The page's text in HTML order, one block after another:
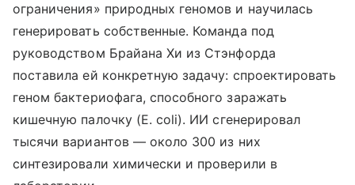
ограничения» природных геномов и научилась
генерировать собственные. Команда под
руководством Брайана Хи из Стэнфорда
поставила ей конкретную задачу: спроектировать
геном бактериофага, способного заражать
кишечную палочку (E. coli). ИИ сгенерировал
тысячи вариантов — около 300 из них
синтезировали химически и проверили в